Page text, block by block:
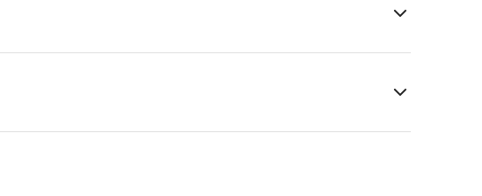
apresentamos duas grandes novidades que